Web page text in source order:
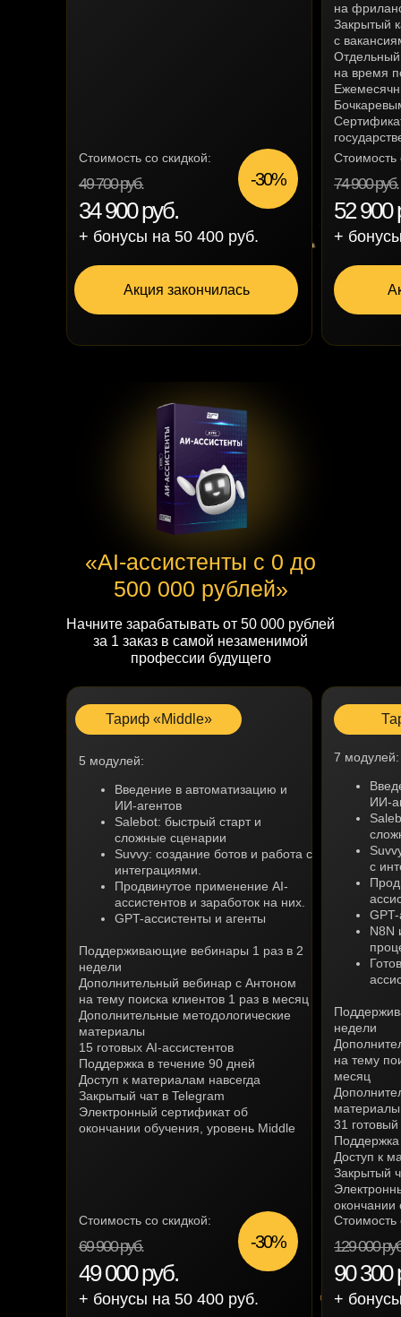
на
Закрытый
с
на время
-30% 74 900 руб.
52 900
Стоимость
+
49 700 руб.
34 900 руб.
Стоимость со скидкой:
+ бонусы на 50 400 руб.
Акция закончилась
«AI-ассистенты с 0 до
500 000 рублей»
Начните зарабатывать от 50 000 рублей
за 1 заказ в самой незаменимой
профессии будущего
7 модулей:
ИИ-
с
N8N
недели
на тему
месяц
материалы
31 готовый
Доступ к
Закрытый
окончании
-30% 129 000
90 300
Стоимость
+
69 900 руб.
49 000 руб.
5 модулей:
Введение в автоматизацию и
ИИ-агентов
Salebot: быстрый старт и
сложные сценарии
Suvvy: создание ботов и работа с
интеграциями.
Продвинутое применение AI-
ассистентов и заработок на них.
GPT-ассистенты и агенты
Поддерживающие вебинары 1 раз в 2
недели
Дополнительный вебинар с Антоном
на тему поиска клиентов 1 раз в месяц
Дополнительные методологические
материалы
15 готовых AI-ассистентов
Поддержка в течение 90 дней
Доступ к материалам навсегда
Закрытый чат в Telegram
Электронный сертификат об
окончании обучения, уровень Middle
Стоимость со скидкой:
+ бонусы на 50 400 руб.
Тариф «Middle»